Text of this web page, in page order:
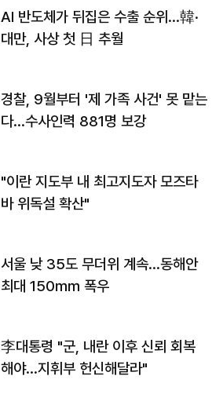
AI 반도체가 뒤집은 수출 순위…韓·
대만, 사상 첫 日 추월
경찰, 9월부터 '제 가족 사건' 못 맡는
다…수사인력 881명 보강
"이란 지도부 내 최고지도자 모즈타
바 위독설 확산"
서울 낮 35도 무더위 계속…동해안
최대 150㎜ 폭우
李대통령 "군, 내란 이후 신뢰 회복
해야…지휘부 헌신해달라"